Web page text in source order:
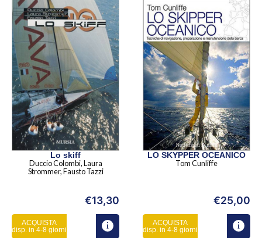
Lo skiff
Duccio Colombi, Laura
Strommer, Fausto Tazzi
€13,30
ACQUISTA
disp. in 4-8 giorni
LO SKYPPER OCEANICO
Tom Cunliffe
€25,00
ACQUISTA
disp. in 4-8 giorni